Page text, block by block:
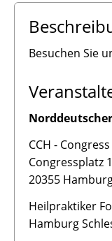
Besuchen Sie
CCH -
Congressplatz 1
20355
Heilpraktiker
Hamburg